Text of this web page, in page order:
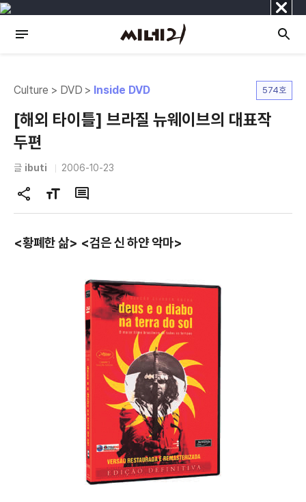
닫
기
Culture > DVD > Inside DVD 574호
[해외 타이틀] 브라질 뉴웨이브의 대표작
두편
글 ibuti 2006-10-23
공
유
기
글
자
기
댓
글
<황폐한 삶> <검은 신 하얀 악마>